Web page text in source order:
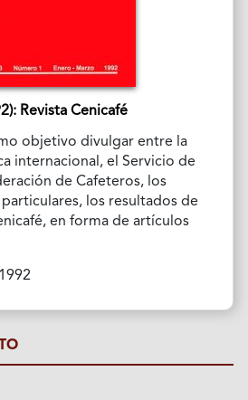
Revista Cenicafé
objetivo divulgar entre la
internacional, el Servicio de
de Cafeteros, los
los resultados de
en forma de artículos